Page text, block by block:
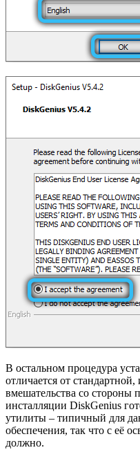
В остальном процедура
отличается от
вмешательства со стороны
инсталляции DiskGenius
утилиты – типичный для
обеспечения, так что с её
должно.